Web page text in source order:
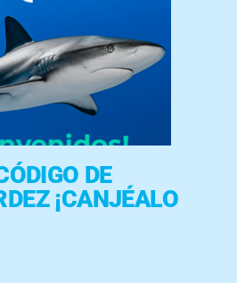
DE
¡CANJÉALO